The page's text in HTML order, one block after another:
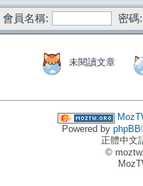
會員名稱:
密碼:
未閱讀文章
Powered by phpBB
正體中文
©